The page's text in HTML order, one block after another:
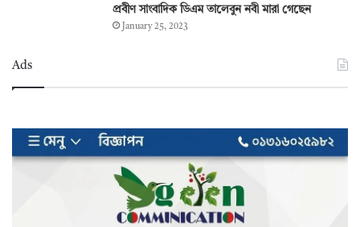
প্রবীণ সাংবাদিক ডিএম তালেবুন নবী মারা গেছেন
January 25, 2023
Ads